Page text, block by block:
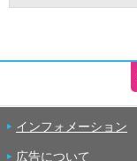
インフォメーション
広告について